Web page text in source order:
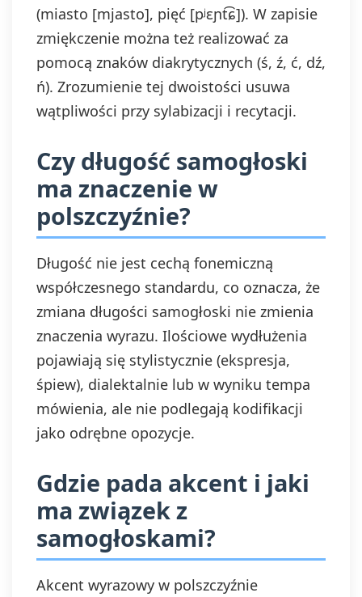
(miasto [mjasto], pięć [pʲɛɲt͡ɕ]). W zapisie
zmiękczenie można też realizować za
pomocą znaków diakrytycznych (ś, ź, ć, dź,
ń). Zrozumienie tej dwoistości usuwa
wątpliwości przy sylabizacji i recytacji.
Czy długość samogłoski
ma znaczenie w
polszczyźnie?
Długość nie jest cechą fonemiczną
współczesnego standardu, co oznacza, że
zmiana długości samogłoski nie zmienia
znaczenia wyrazu. Ilościowe wydłużenia
pojawiają się stylistycznie (ekspresja,
śpiew), dialektalnie lub w wyniku tempa
mówienia, ale nie podlegają kodifikacji
jako odrębne opozycje.
Gdzie pada akcent i jaki
ma związek z
samogłoskami?
Akcent wyrazowy w polszczyźnie